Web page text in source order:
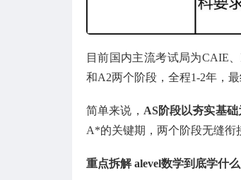
目前国内主流考试局为CAIE
和A2两个阶段，全程1-2年，
简单来说， AS阶段以夯实基
A*的关键期，两个阶段无缝衔
重点拆解 alevel数学到底学什么